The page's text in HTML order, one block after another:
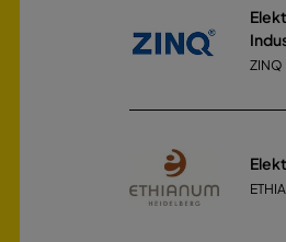
ZINQ